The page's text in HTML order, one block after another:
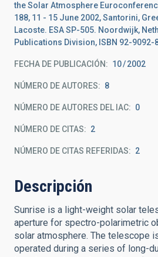
the Solar Atmosphere
188, 11 - 15 June 2002, Santorini,
Lacoste. ESA SP-505. Noordwijk,
Publications Division, ISBN 92-9092-
FECHA DE PUBLICACIÓN: 10 2002
NÚMERO DE AUTORES 8
NÚMERO DE AUTORES DEL IAC 0
NÚMERO DE CITAS 2
NÚMERO DE CITAS REFERIDAS 2
Descripción
Sunrise is a light-weight solar
aperture for spectro-polarimetric
solar atmosphere. The telescope
operated during a series of long-